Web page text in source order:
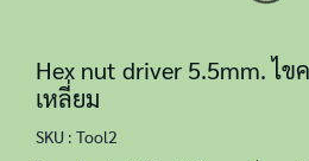
Hex nut driver 5.5mm. ไ
เหลี่ยม
SKU : Tool2